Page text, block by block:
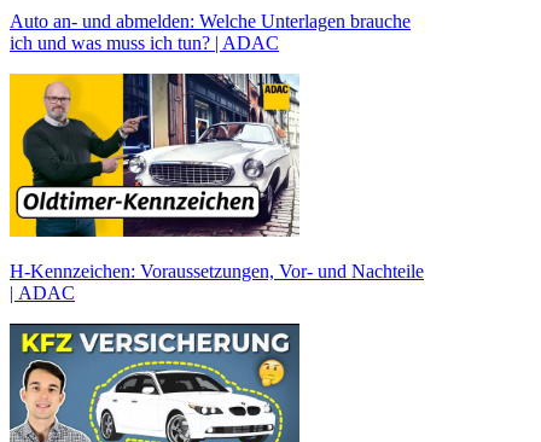
Auto an- und abmelden: Welche Unterlagen brauche
ich und was muss ich tun? | ADAC
H-Kennzeichen: Voraussetzungen, Vor- und Nachteile
| ADAC